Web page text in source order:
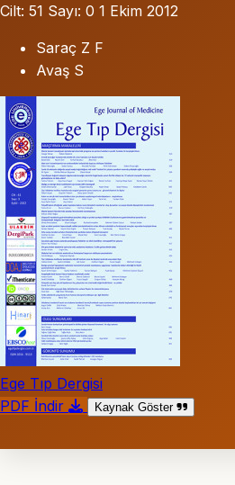
Cilt: 51 Sayı: 0 1 Ekim 2012
Saraç Z F
Avaş S
Ege Tıp Dergisi
PDF İndir
Kaynak Göster